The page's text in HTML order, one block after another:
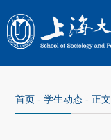
首页 -学生动态 - 正文